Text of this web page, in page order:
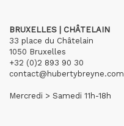
BRUXELLES | CHÂTELAIN
33 place du Châtelain
1050 Bruxelles
+32 (0)2 893 90 30
contact@hubertybreyne.com
Mercredi > Samedi 11h-18h